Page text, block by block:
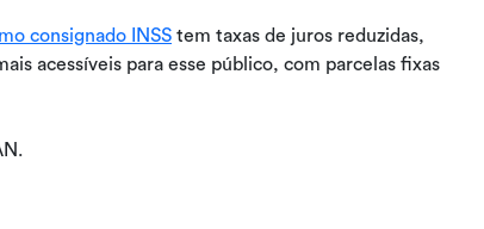
consignado INSStem taxas de juros reduzidas,
acessíveis para esse público, com parcelas fixas